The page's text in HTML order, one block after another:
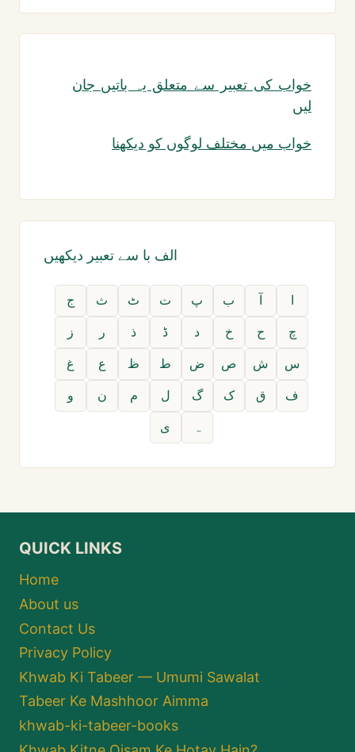
خواب کی تعبیر سے متعلق یہ باتیں جان
لیں
خواب میں مختلف لوگوں کو دیکھنا
الف با سے تعبیر دیکھیں
ا آ ب پ ت ٹ ث
ج
چ
ح خ د ڈ ذ ر
ز
س
ش ص ض ط ظ ع
غ
ف
ق ک گ ل م ن
و
ہ
ی
QUICK LINKS
Home
About us
Contact Us
Privacy Policy
Khwab Ki Tabeer — Umumi Sawalat
Tabeer Ke Mashhoor Aimma
khwab-ki-tabeer-books